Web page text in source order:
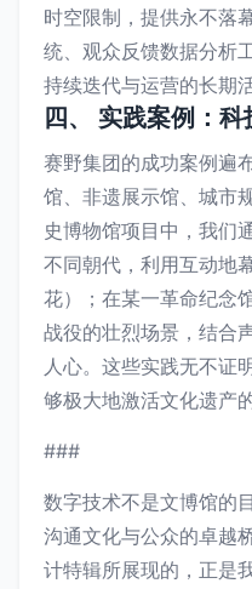
时空限制，提供永不落
统、观众反馈数据分析
持续迭代与运营的长期活
四、 实践案例：
赛野集团的成功案例遍
馆、非遗展示馆、城市
史博物馆项目中，我们
不同朝代，利用互动地
花）；在某一革命纪念
战役的壮烈场景，结合
人心。这些实践无不证
够极大地激活文化遗产
###
数字技术不是文博馆的
沟通文化与公众的卓越
计特辑所展现的，正是